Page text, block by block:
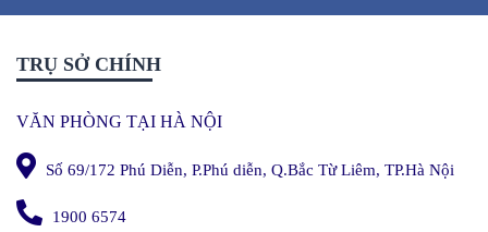
TRỤ SỞ CHÍNH
VĂN PHÒNG TẠI HÀ NỘI
Số 69/172 Phú Diễn, P.Phú diễn, Q.Bắc Từ Liêm, TP.Hà Nội
1900 6574